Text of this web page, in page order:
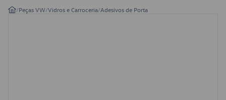
/Peças VW/Vidros e Carroceria/Adesivos de Porta